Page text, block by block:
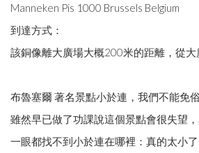
Manneken Pis 1000 Brussels Belgium
到達方式：
該銅像離大廣場大概200米的距離，從大
布魯塞爾 著名景點小於連，我們不能免
雖然早已做了功課說這個景點會很失望
一眼都找不到小於連在哪裡：真的太小了